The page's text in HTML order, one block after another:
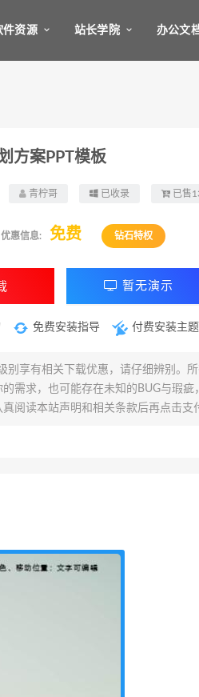
件资源 站长学院 办公文
方案PPT模板
青柠哥 已收录 已售
优惠信息: 免费 钻石特权
暂无演示
免费安装指导 付费安装主题
别享有相关下载优惠，请仔细辨别。
需求，也可能存在未知的BUG与瑕
阅读本站声明和相关条款后再点击支